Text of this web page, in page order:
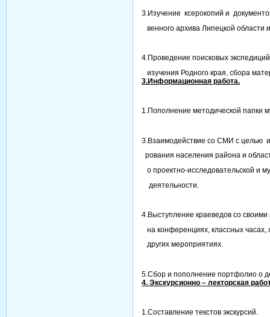
3.Изучение ксерокопий и
венного архива Липецкой области
4.Проведение поисковых
изучения Родного края, сбора
3.Информационная работа.
1.Пополнение методической папки
3.Взаимодействие со СМИ с целью
рования населения
о проектно-исследовательской и
деятельности.
4.Выступление краеведов со
на конференциях, классных часах,
других мероприятиях.
5.Сбор и пополнение
4. Экскурсионно – лекторская
1.Составление текстов